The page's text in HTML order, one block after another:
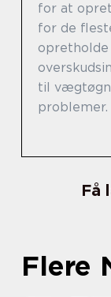
for at
for de
opretholde
til
problemer.
Få
Flere